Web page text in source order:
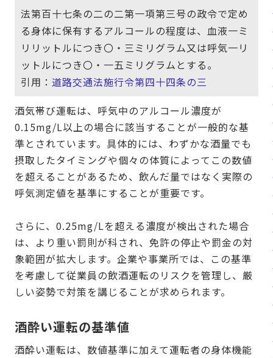
法第百十七条の二の二第一項第三号の政令で定め
る身体に保有するアルコールの程度は、血液一ミ
リリットルにつき〇・三ミリグラム又は呼気一リ
ットルにつき〇・一五ミリグラムとする。
引用： 道路交通法施行令第四十四条の三
酒気帯び運転は、呼気中のアルコール濃度が
0.15mg/L以上の場合に該当することが一般的な基
準とされています。具体的には、わずかな酒量でも
摂取したタイミングや個々の体質によってこの数値
を超えることがあるため、飲んだ量ではなく実際の
呼気測定値を基準にすることが重要です。
さらに、0.25mg/Lを超える濃度が検出された場合
は、より重い罰則が科され、免許の停止や罰金の対
象範囲が拡大します。企業や事業所では、この基準
を考慮して従業員の飲酒運転のリスクを管理し、厳
しい姿勢で対策を講じることが求められます。
酒酔い運転の基準値
酒酔い運転は、数値基準に加えて運転者の身体機能